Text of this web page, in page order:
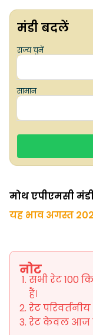
मंडी बदलें
राज्य चुनें
सामान
मोथ एपीएमसी
यह भाव अगस्त
नोट
सभी रेट 100
हैं।
रेट परिवर्तनीय
रेट केवल आज